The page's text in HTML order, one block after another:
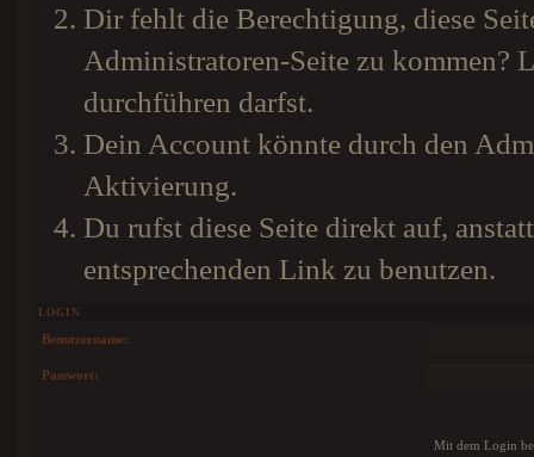
Dir fehlt die Berechtigung, diese
Administratoren-Seite zu kommen?
durchführen darfst.
Dein Account könnte durch den
Aktivierung.
Du rufst diese Seite direkt auf,
entsprechenden Link zu benutzen.
LOGIN
Benutzername:
Passwort:
Mit dem Login